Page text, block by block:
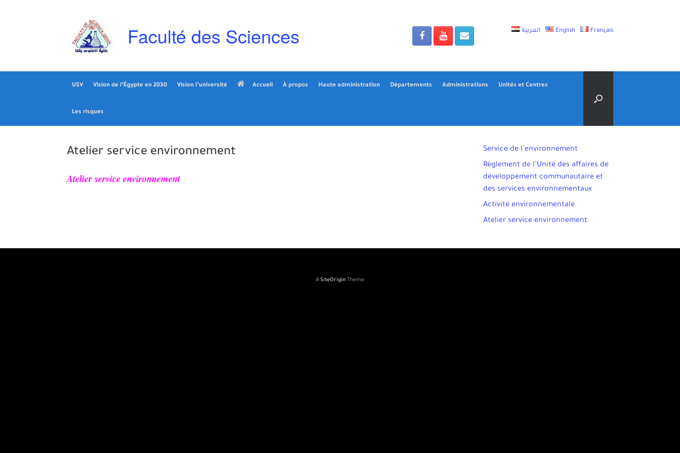
Faculté des Sciences العربية English Français
USV Vision de l’Égypte en 2030 Vision l’université Accueil À propos Haute administration Départements Administrations Unités et Centres
Les risques
Atelier service environnement
Atelier service environnement
Service de l’environnement
Règlement de l’Unité des affaires de
développement communautaire et
des services environnementaux
Activité environnementale
Atelier service environnement
A SiteOrigin Theme